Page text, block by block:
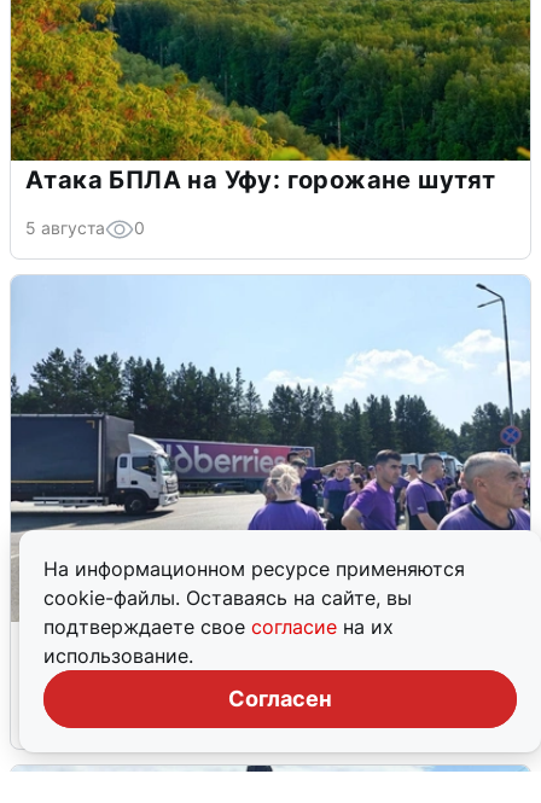
На информационном ресурсе применяются
cookie-файлы. Оставаясь на сайте, вы
подтверждаете свое согласие на их
использование.
Согласен
Атака БПЛА на Уфу: горожане шутят
5 августа 0
Склад Wildberries в Екатеринбурге
эвакуировали из-за БПЛА
5 августа